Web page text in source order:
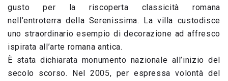
gusto per la riscoperta classicità romana
nell’entroterra della Serenissima. La villa custodisce
uno straordinario esempio di decorazione ad affresco
ispirata all’arte romana antica.
È stata dichiarata monumento nazionale all’inizio del
secolo scorso. Nel 2005, per espressa volontà del